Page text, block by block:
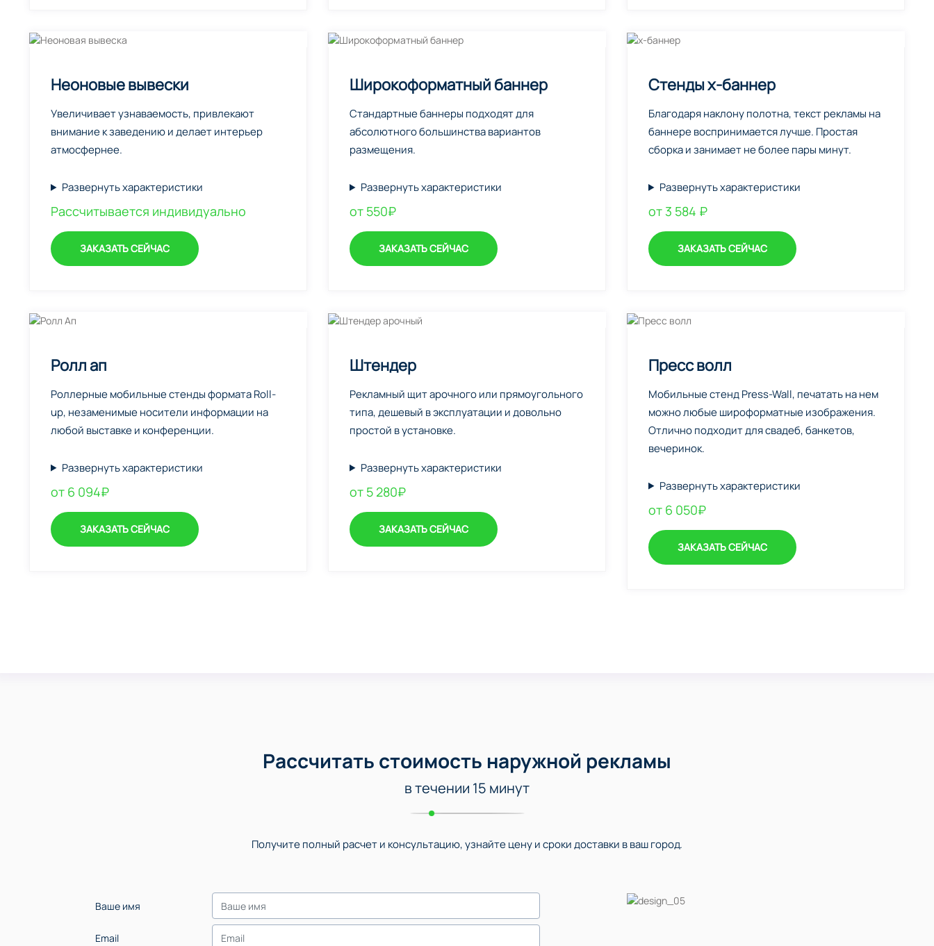
Неоновые вывески
Увеличивает узнаваемость, привлекают
внимание к заведению и делает интерьер
атмосфернее.
Развернуть характеристики
Рассчитывается индивидуально
ЗАКАЗАТЬ СЕЙЧАС
Широкоформатный баннер
Стандартные баннеры подходят для
абсолютного большинства вариантов
размещения.
Развернуть характеристики
от 550₽
ЗАКАЗАТЬ СЕЙЧАС
Стенды х-баннер
Благодаря наклону полотна, текст рекламы на
баннере воспринимается лучше. Простая
сборка и занимает не более пары минут.
Развернуть характеристики
от 3 584 ₽
ЗАКАЗАТЬ СЕЙЧАС
Ролл ап
Роллерные мобильные стенды формата Roll-
up, незаменимые носители информации на
любой выставке и конференции.
Развернуть характеристики
от 6 094₽
ЗАКАЗАТЬ СЕЙЧАС
Штендер
Рекламный щит арочного или прямоугольного
типа, дешевый в эксплуатации и довольно
простой в установке.
Развернуть характеристики
от 5 280₽
ЗАКАЗАТЬ СЕЙЧАС
Пресс волл
Мобильные стенд Press-Wall, печатать на нем
можно любые широформатные изображения.
Отлично подходит для свадеб, банкетов,
вечеринок.
Развернуть характеристики
от 6 050₽
ЗАКАЗАТЬ СЕЙЧАС
Рассчитать стоимость наружной рекламы
в течении 15 минут
Получите полный расчет и консультацию, узнайте цену и сроки доставки в ваш город.
Ваше имя
Email